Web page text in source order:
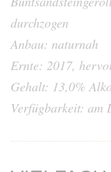
durchzogen
Anbau: naturnah
Ernte: 2017,
Gehalt: 13,0%
Verfügbarkeit: am